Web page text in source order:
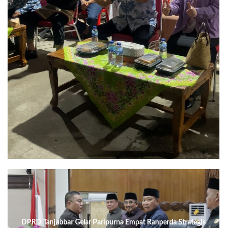
DPRD Tanjabbar Gelar Paripurna Empat Ranperda Strategis